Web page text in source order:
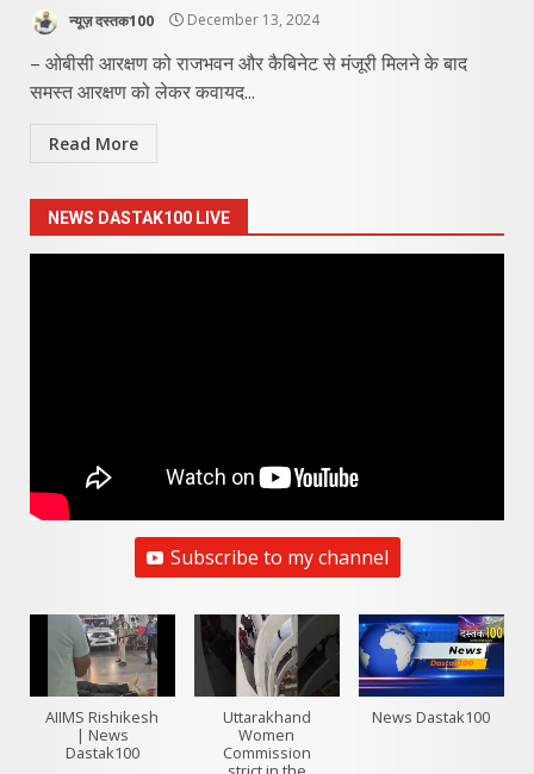
न्यूज़ दस्तक100 December 13, 2024
– ओबीसी आरक्षण को राजभवन और कैबिनेट से मंजूरी मिलने के बाद
समस्त आरक्षण को लेकर कवायद...
Read More
NEWS DASTAK100 LIVE
Subscribe to my channel
AIIMS Rishikesh
| News
Dastak100
Uttarakhand
Women
Commission
News Dastak100